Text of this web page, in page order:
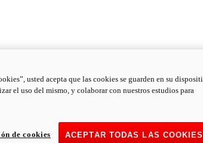
usted acepta que las cookies se guarden en su
el uso del mismo, y colaborar con nuestros estudios para
ACEPTAR TODAS LAS COOKIES
de cookies